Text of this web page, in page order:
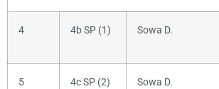
4 4b SP (1) Sowa D.
5 4c SP (2) Sowa D.